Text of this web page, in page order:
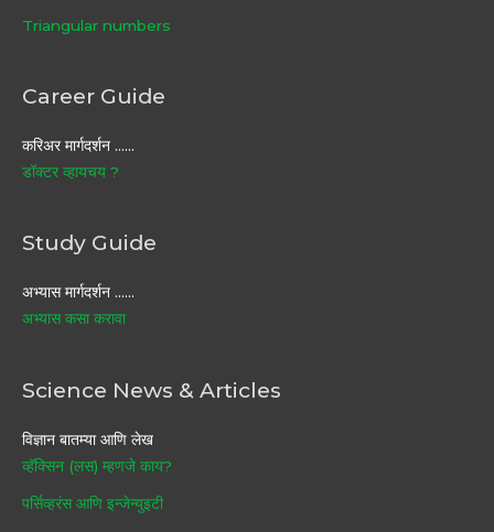
Triangular numbers
Career Guide
करिअर मार्गदर्शन ……
डॉक्टर व्हायचय ?
Study Guide
अभ्यास मार्गदर्शन ……
अभ्यास कसा करावा
Science News & Articles
विज्ञान बातम्या आणि लेख
व्हॅक्सिन (लस) म्हणजे काय?
पर्सिव्हरंस आणि इन्जेन्युइटी